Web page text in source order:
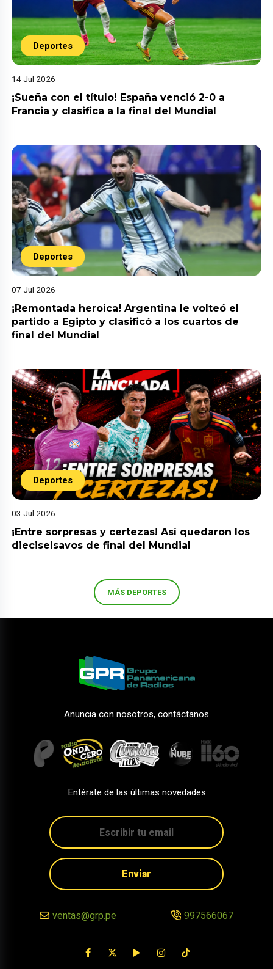
Deportes
14 Jul 2026
¡Sueña con el título! España venció 2-0 a
Francia y clasifica a la final del Mundial
Deportes
07 Jul 2026
¡Remontada heroica! Argentina le volteó el
partido a Egipto y clasificó a los cuartos de
final del Mundial
Deportes
03 Jul 2026
¡Entre sorpresas y certezas! Así quedaron los
dieciseisavos de final del Mundial
MÁS DEPORTES
Anuncia con nosotros, contáctanos
Entérate de las últimas novedades
Enviar
ventas@grp.pe 997566067